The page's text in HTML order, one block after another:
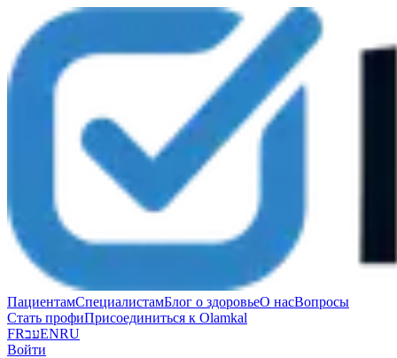
ПациентамСпециалистамБлог о здоровьеО насВопросы
Стать профиПрисоединиться к Olamkal
FRעבENRU
Войти